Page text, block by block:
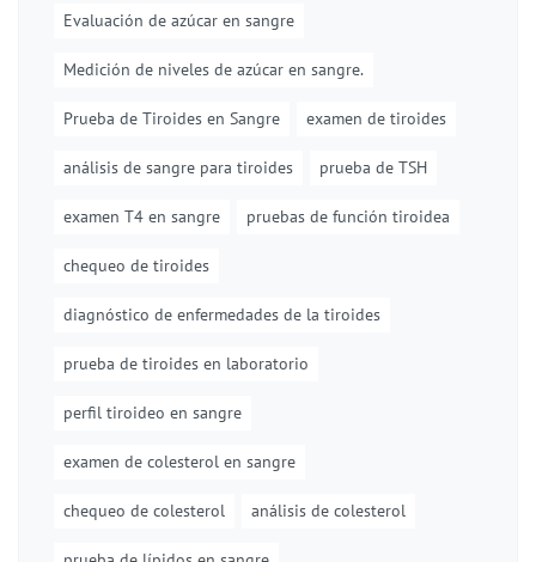
Evaluación de azúcar en sangre
Medición de niveles de azúcar en sangre.
Prueba de Tiroides en Sangre examen de tiroides
análisis de sangre para tiroides prueba de TSH
examen T4 en sangre pruebas de función tiroidea
chequeo de tiroides
diagnóstico de enfermedades de la tiroides
prueba de tiroides en laboratorio
perfil tiroideo en sangre
examen de colesterol en sangre
chequeo de colesterol análisis de colesterol